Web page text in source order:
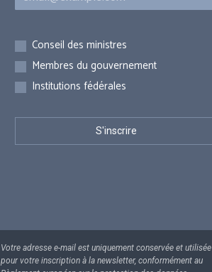
Inscriptions
Conseil des ministres
Membres du gouvernement
Institutions fédérales
Votre adresse e-mail est uniquement conservée et utilisée
pour votre inscription à la newsletter, conformément au